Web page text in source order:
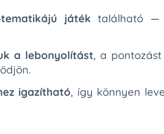
játék található —
a lebonyolítást, a
igazítható, így könnyen